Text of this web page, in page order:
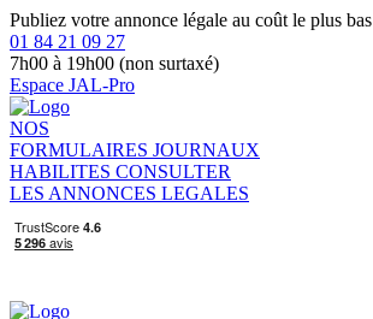
Publiez votre annonce légale au coût le plus bas
01 84 21 09 27
7h00 à 19h00 (non surtaxé)
Espace JAL-Pro
NOS
FORMULAIRES JOURNAUX
HABILITES CONSULTER
LES ANNONCES LEGALES